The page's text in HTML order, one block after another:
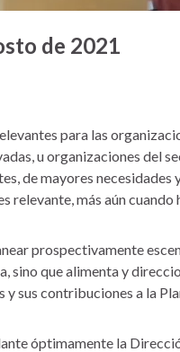
de 2021
para las
u organizaciones del
de mayores necesidades
relevante, más aún cuando
prospectivamente
sino que alimenta y
y sus contribuciones a la
óptimamente la